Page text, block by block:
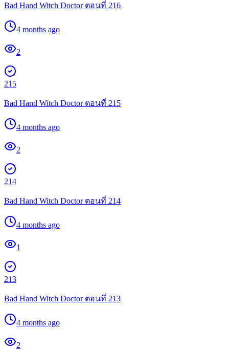
Bad Hand Witch Doctor ตอนที่ 216
4 months ago
2
215
Bad Hand Witch Doctor ตอนที่ 215
4 months ago
2
214
Bad Hand Witch Doctor ตอนที่ 214
4 months ago
1
213
Bad Hand Witch Doctor ตอนที่ 213
4 months ago
2